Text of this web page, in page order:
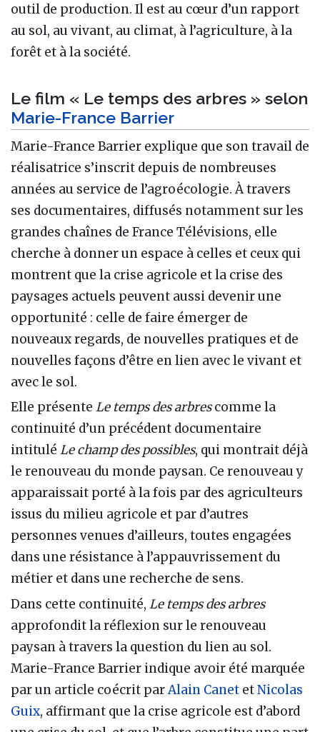
outil de production. Il est au cœur d’un rapport
au sol, au vivant, au climat, à l’agriculture, à la
forêt et à la société.
Le film « Le temps des arbres » selon
Marie-France Barrier
Marie-France Barrier explique que son travail de
réalisatrice s’inscrit depuis de nombreuses
années au service de l’agroécologie. À travers
ses documentaires, diffusés notamment sur les
grandes chaînes de France Télévisions, elle
cherche à donner un espace à celles et ceux qui
montrent que la crise agricole et la crise des
paysages actuels peuvent aussi devenir une
opportunité : celle de faire émerger de
nouveaux regards, de nouvelles pratiques et de
nouvelles façons d’être en lien avec le vivant et
avec le sol.
Elle présente Le temps des arbrescomme la
continuité d’un précédent documentaire
intitulé Le champ des possibles, qui montrait déjà
le renouveau du monde paysan. Ce renouveau y
apparaissait porté à la fois par des agriculteurs
issus du milieu agricole et par d’autres
personnes venues d’ailleurs, toutes engagées
dans une résistance à l’appauvrissement du
métier et dans une recherche de sens.
Dans cette continuité, Le temps des arbres
approfondit la réflexion sur le renouveau
paysan à travers la question du lien au sol.
Marie-France Barrier indique avoir été marquée
par un article coécrit parAlain Canet etNicolas
Guix, affirmant que la crise agricole est d’abord